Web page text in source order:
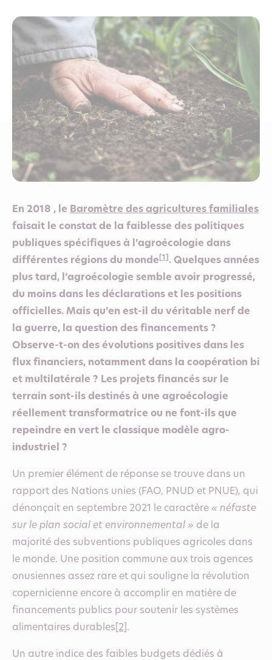
En 2018 , le Baromètre des agricultures familiales
faisait le constat de la faiblesse des politiques
publiques spécifiques à l’agroécologie dans
différentes régions du monde [1] . Quelques années
plus tard, l’agroécologie semble avoir progressé,
du moins dans les déclarations et les positions
officielles. Mais qu’en est-il du véritable nerf de
la guerre, la question des financements ?
Observe-t-on des évolutions positives dans les
flux financiers, notamment dans la coopération bi
et multilatérale ? Les projets financés sur le
terrain sont-ils destinés à une agroécologie
réellement transformatrice ou ne font-ils que
repeindre en vert le classique modèle agro-
industriel ?
Un premier élément de réponse se trouve dans un
rapport des Nations unies (FAO, PNUD et PNUE), qui
dénonçait en septembre 2021 le caractère « néfaste
sur le plan social et environnemental » de la
majorité des subventions publiques agricoles dans
le monde. Une position commune aux trois agences
onusiennes assez rare et qui souligne la révolution
copernicienne encore à accomplir en matière de
financements publics pour soutenir les systèmes
alimentaires durables [2] .
Un autre indice des faibles budgets dédiés à